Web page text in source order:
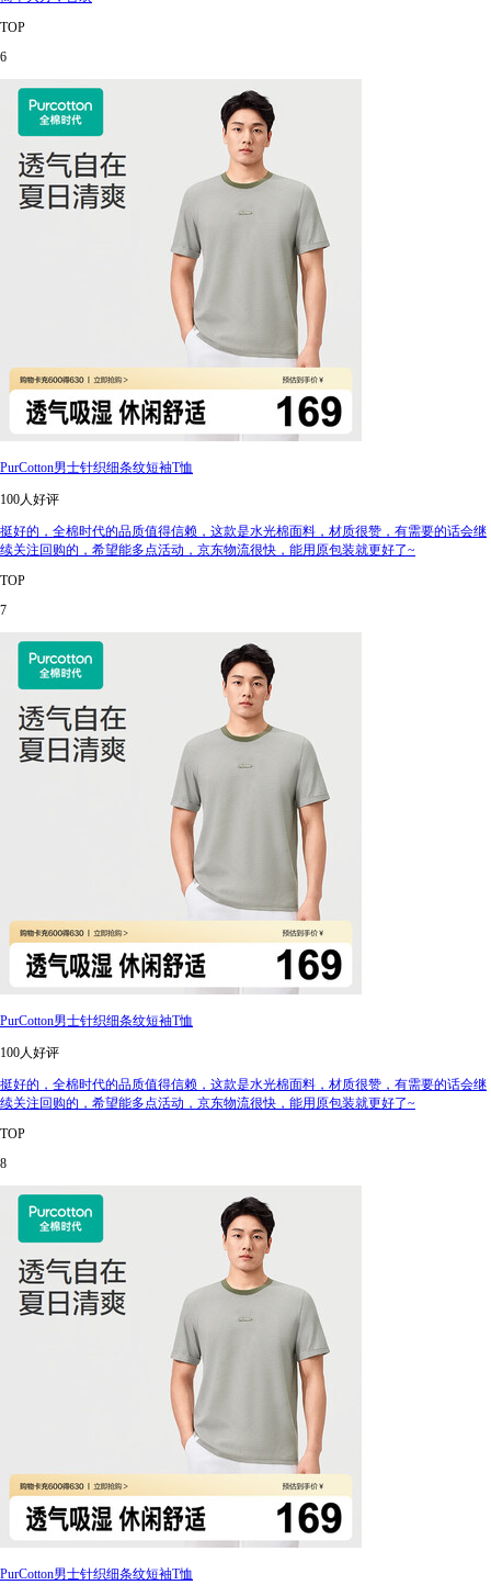
TOP
6
PurCotton男士针织细条纹短袖T恤
100人好评
挺好的，全棉时代的品质值得信赖，这款是水光棉面料，材质很赞，有需要的话会继
续关注回购的，希望能多点活动，京东物流很快，能用原包装就更好了~
TOP
7
PurCotton男士针织细条纹短袖T恤
100人好评
挺好的，全棉时代的品质值得信赖，这款是水光棉面料，材质很赞，有需要的话会继
续关注回购的，希望能多点活动，京东物流很快，能用原包装就更好了~
TOP
8
PurCotton男士针织细条纹短袖T恤